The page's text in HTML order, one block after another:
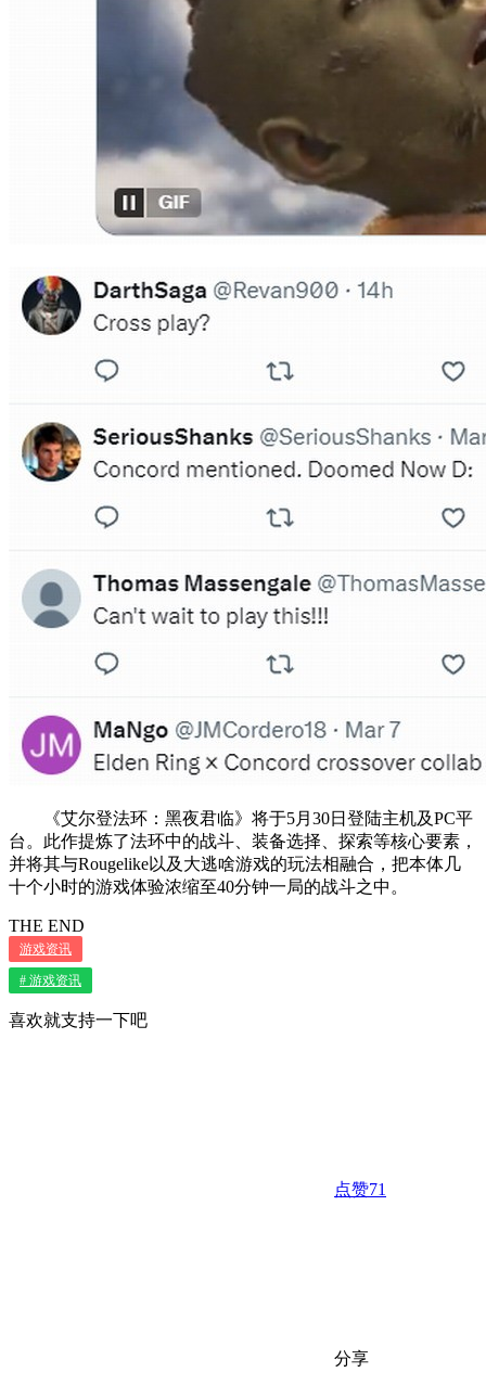
《艾尔登法环：黑夜君临》将于5月30日登陆主机及PC平
台。此作提炼了法环中的战斗、装备选择、探索等核心要素，
并将其与Rougelike以及大逃啥游戏的玩法相融合，把本体几
十个小时的游戏体验浓缩至40分钟一局的战斗之中。
THE END
游戏资讯
# 游戏资讯
喜欢就支持一下吧
点赞71
分享